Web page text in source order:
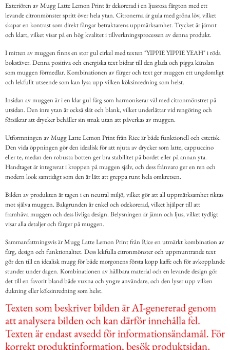
Exteriören av Mugg Latte Lemon Print är dekorerad i en ljusrosa färgton med ett
levande citronmönster spritt över hela ytan. Citronerna är gula med gröna löv, vilket
skapar en kontrast som direkt fångar betraktarens uppmärksamhet. Trycket är jämnt
och klart, vilket visar på en hög kvalitet i tillverkningsprocessen av denna produkt.
I mitten av muggen finns en stor gul cirkel med texten "YIPPIE YIPPIE YEAH" i röda
bokstäver. Denna positiva och energiska text bidrar till den glada och pigga känslan
som muggen förmedlar. Kombinationen av färger och text ger muggen ett ungdomligt
och lekfullt utseende som kan lysa upp vilken köksinredning som helst.
Insidan av muggen är i en klar gul färg som harmoniserar väl med citronmönstret på
utsidan. Den inre ytan är också slät och blank, vilket underlättar vid rengöring och
försäkrar att drycker behåller sin smak utan att påverkas av muggen.
Utformningen av Mugg Latte Lemon Print från Rice är både funktionell och estetisk.
Den vida öppningen gör den idealisk för att njuta av drycker som latte, cappuccino
eller te, medan den robusta botten ger bra stabilitet på bordet eller på annan yta.
Handtaget är integrerat i kroppen på muggen själv, och dess frånvaro ger en ren och
modern look samtidigt som den är lätt att greppa runt hela omkretsen.
Bilden av produkten är tagen i en neutral miljö, vilket gör att all uppmärksamhet riktas
mot själva muggen. Bakgrunden är enkel och odekorerad, vilket hjälper till att
framhäva muggen och dess livliga design. Belysningen är jämn och ljus, vilket tydligt
visar alla detaljer och färger på muggen.
Sammanfattningsvis är Mugg Latte Lemon Print från Rice en utmärkt kombination av
färg, design och funktionalitet. Dess lekfulla citronmönster och uppmuntrande text
gör den till en idealisk mugg för både morgonens första kopp kaffe och för avkopplande
stunder under dagen. Kombinationen av hållbara material och en levande design gör
det till en favorit bland både vuxna och yngre användare, och den lyser upp vilken
dukning eller köksinredning som helst.